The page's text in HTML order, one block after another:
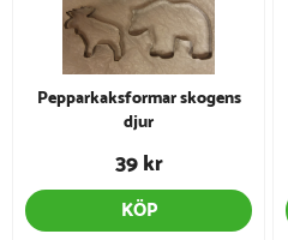
Pepparkaksformar skogens
djur
39 kr
KÖP